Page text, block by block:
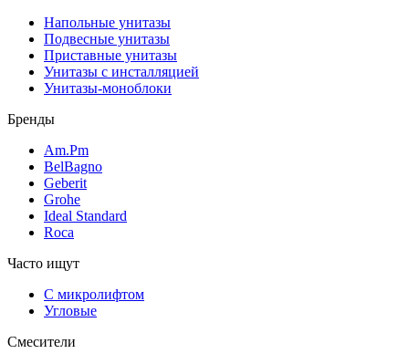
Напольные унитазы
Подвесные унитазы
Приставные унитазы
Унитазы с инсталляцией
Унитазы-моноблоки
Бренды
Am.Pm
BelBagno
Geberit
Grohe
Ideal Standard
Roca
Часто ищут
С микролифтом
Угловые
Смесители